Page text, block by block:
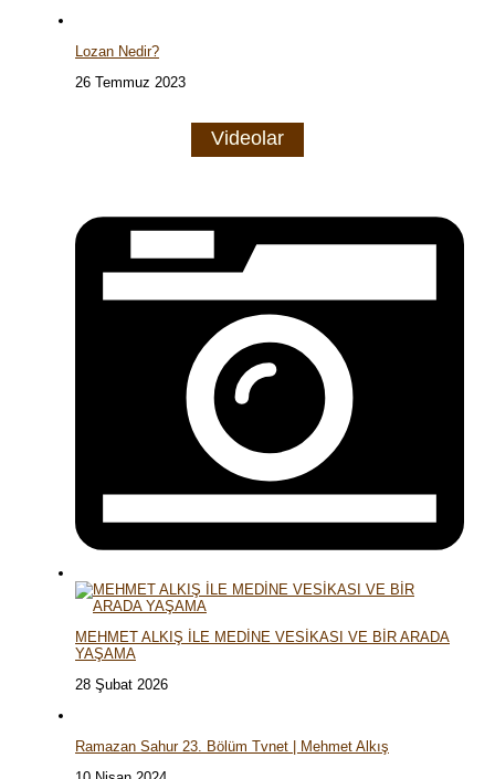
Lozan Nedir?
26 Temmuz 2023
Videolar
MEHMET ALKIŞ İLE MEDİNE VESİKASI VE BİR ARADA
YAŞAMA
28 Şubat 2026
Ramazan Sahur 23. Bölüm Tvnet | Mehmet Alkış